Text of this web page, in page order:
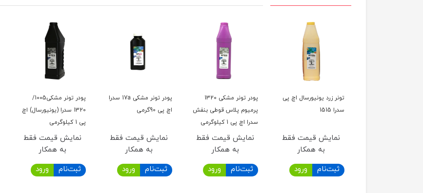
تونر زرد یونیورسال اچ پی
سدرا 1515
نمایش قیمت فقط
به همکار
ثبت‌نام
ورود
پودر تونر مشکی 1320
پرمیوم پلاس قوطی بنفش
سدرا اچ پی 1 کیلوگرمی
نمایش قیمت فقط
به همکار
ثبت‌نام
ورود
پودر تونر مشکی 17a سدرا
اچ پی 90گرمی
نمایش قیمت فقط
به همکار
ثبت‌نام
ورود
پودر تونر مشکی1005/
1320 سدرا (یونیورسال) اچ
پی 1 کیلوگرمی
نمایش قیمت فقط
به همکار
ثبت‌نام
ورود